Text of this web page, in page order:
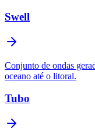
Swell
Conjunto de ondas
oceano até o litoral.
Tubo